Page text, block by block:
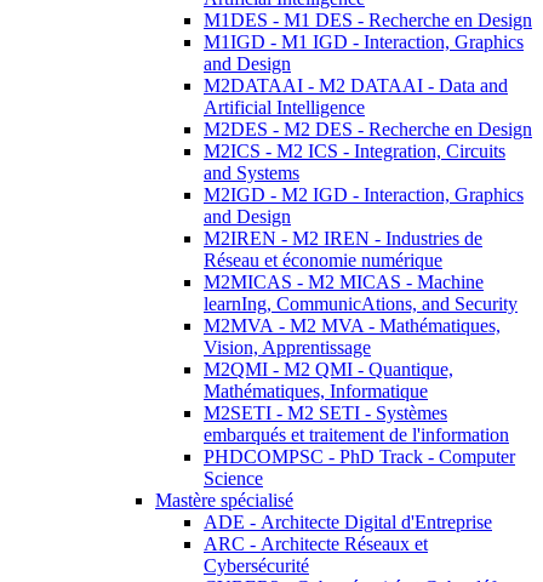
M1DES - M1 DES - Recherche en Design
M1IGD - M1 IGD - Interaction, Graphics
and Design
M2DATAAI - M2 DATAAI - Data and
Artificial Intelligence
M2DES - M2 DES - Recherche en Design
M2ICS - M2 ICS - Integration, Circuits
and Systems
M2IGD - M2 IGD - Interaction, Graphics
and Design
M2IREN - M2 IREN - Industries de
Réseau et économie numérique
M2MICAS - M2 MICAS - Machine
learnIng, CommunicAtions, and Security
M2MVA - M2 MVA - Mathématiques,
Vision, Apprentissage
M2QMI - M2 QMI - Quantique,
Mathématiques, Informatique
M2SETI - M2 SETI - Systèmes
embarqués et traitement de l'information
PHDCOMPSC - PhD Track - Computer
Science
Mastère spécialisé
ADE - Architecte Digital d'Entreprise
ARC - Architecte Réseaux et
Cybersécurité